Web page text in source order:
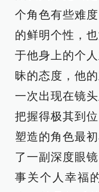
个角色有些难
的鲜明个性，
于他身上的个
昧的态度，他
一次出现在镜
把握得极其到
塑造的角色最
了一副深度眼
事关个人幸福